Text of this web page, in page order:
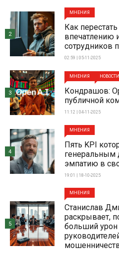
МНЕНИЯ
Как
впечатлению
сотрудников
02:59 | 05-11-2025
2
МНЕНИЯ НОВОСТИ
Кондрашов:
публичной
11:12 | 04-11-2025
3
МНЕНИЯ
Пять KPI
генеральным
эмпатию в
19:01 | 18-10-2025
4
МНЕНИЯ
Станислав
раскрывает,
больший урон
5